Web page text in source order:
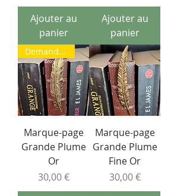
Ajouter au
panier
Ajouter au
panier
Demander un retour en stock
Marque-page
Grande Plume
Or
Prix
30,00 €
Marque-page
Grande Plume
Fine Or
Prix
30,00 €